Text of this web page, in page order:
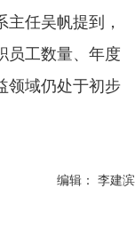
任吴帆提到，
员工数量、年度
领域仍处于初步
编辑： 李建滨